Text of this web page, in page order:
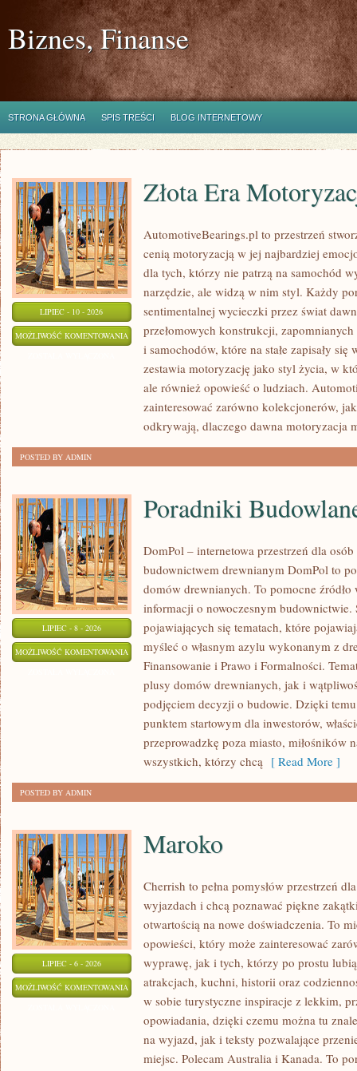
Biznes, Finanse
STRONA GŁÓWNA SPIS TREŚCI BLOG INTERNETOWY
LIPIEC - 10 - 2026
MOŻLIWOŚĆ KOMENTOWANIA ZŁOTA
MOTORYZACJI
Złota Era
AutomotiveBearings.pl to przestrzeń
cenią motoryzacją w jej najbardziej
dla tych, którzy nie patrzą na samochód
narzędzie, ale widzą w nim styl. Każdy
sentimentalnej wycieczki przez świat
przełomowych konstrukcji,
i samochodów, które na stałe zapisały
zestawia motoryzację jako styl życia, w
ale również opowieść o ludziach.
zainteresować zarówno kolekcjonerów,
odkrywają, dlaczego dawna motoryzacja
POSTED BY ADMIN
LIPIEC - 8 - 2026
MOŻLIWOŚĆ KOMENTOWANIA PORADNIKI
BUDOWLANE
Poradniki
DomPol – internetowa przestrzeń dla
budownictwem drewnianym DomPol to
domów drewnianych. To pomocne
informacji o nowoczesnym budownictwie.
pojawiających się tematach, które
myśleć o własnym azylu wykonanym z
Finansowanie i Prawo i Formalności.
plusy domów drewnianych, jak i
podjęciem decyzji o budowie. Dzięki
punktem startowym dla inwestorów,
przeprowadzkę poza miasto, miłośników
wszystkich, którzy chcą [ Read More ]
POSTED BY ADMIN
LIPIEC - 6 - 2026
MOŻLIWOŚĆ KOMENTOWANIA MAROKO
Maroko
Cherrish to pełna pomysłów przestrzeń
wyjazdach i chcą poznawać piękne
otwartością na nowe doświadczenia. To
opowieści, który może zainteresować
wyprawę, jak i tych, którzy po prostu
atrakcjach, kuchni, historii oraz
w sobie turystyczne inspiracje z lekkim,
opowiadania, dzięki czemu można tu
na wyjazd, jak i teksty pozwalające
miejsc. Polecam Australia i Kanada. To